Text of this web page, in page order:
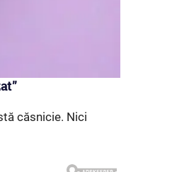
căsnicie. Nici